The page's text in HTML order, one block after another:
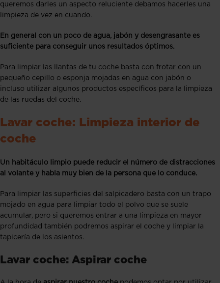
queremos darles un aspecto reluciente debamos hacerles una
limpieza de vez en cuando.
En general con un poco de agua, jabón y desengrasante es
suficiente para conseguir unos resultados óptimos.
Para limpiar las llantas de tu coche basta con frotar con un
pequeño cepillo o esponja mojadas en agua con jabón o
incluso utilizar algunos productos específicos para la limpieza
de las ruedas del coche.
Lavar coche: Limpieza interior de
coche
Un habitáculo limpio puede reducir el número de distracciones
al volante y habla muy bien de la persona que lo conduce.
Para limpiar las superficies del salpicadero basta con un trapo
mojado en agua para limpiar todo el polvo que se suele
acumular, pero si queremos entrar a una limpieza en mayor
profundidad también podremos aspirar el coche y limpiar la
tapicería de los asientos.
Lavar coche: Aspirar coche